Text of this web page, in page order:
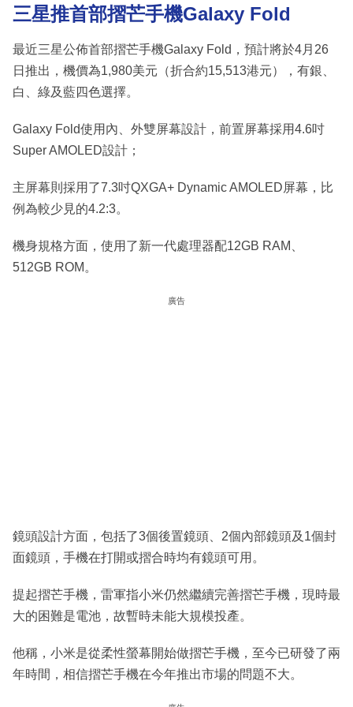
三星推首部摺芒手機Galaxy Fold
最近三星公佈首部摺芒手機Galaxy Fold，預計將於4月26
日推出，機價為1,980美元（折合約15,513港元），有銀、
白、綠及藍四色選擇。
Galaxy Fold使用內、外雙屏幕設計，前置屏幕採用4.6吋
Super AMOLED設計；
主屏幕則採用了7.3吋QXGA+ Dynamic AMOLED屏幕，比
例為較少見的4.2:3。
機身規格方面，使用了新一代處理器配12GB RAM、
512GB ROM。
廣告
鏡頭設計方面，包括了3個後置鏡頭、2個內部鏡頭及1個封
面鏡頭，手機在打開或摺合時均有鏡頭可用。
提起摺芒手機，雷軍指小米仍然繼續完善摺芒手機，現時最
大的困難是電池，故暫時未能大規模投產。
他稱，小米是從柔性螢幕開始做摺芒手機，至今已研發了兩
年時間，相信摺芒手機在今年推出市場的問題不大。